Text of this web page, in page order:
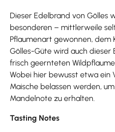
Dieser Edelbrand von Gölles
besonderen – mittlerweile
Pflaumenart gewonnen, dem
Gölles-Güte wird auch dieser
frisch geernteten
Wobei hier bewusst etwa ein
Maische belassen werden,
Mandelnote zu erhalten.
Tasting Notes